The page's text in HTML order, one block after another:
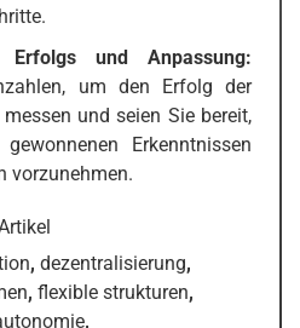
Erfolgs und Anpassung:
um den Erfolg der
und seien Sie bereit,
Erkenntnissen
vorzunehmen.
, dezentralisierung,
, flexible strukturen,
,